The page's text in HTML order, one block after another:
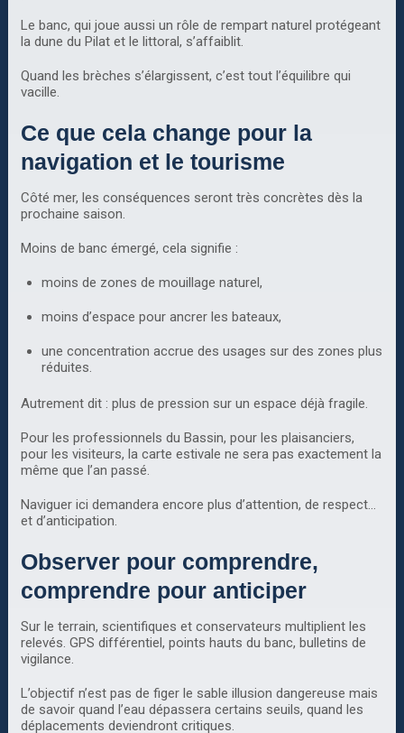
Le banc, qui joue aussi un rôle de rempart naturel protégeant
la dune du Pilat et le littoral, s’affaiblit.
Quand les brèches s’élargissent, c’est tout l’équilibre qui
vacille.
Ce que cela change pour la
navigation et le tourisme
Côté mer, les conséquences seront très concrètes dès la
prochaine saison.
Moins de banc émergé, cela signifie :
moins de zones de mouillage naturel,
moins d’espace pour ancrer les bateaux,
une concentration accrue des usages sur des zones plus
réduites.
Autrement dit : plus de pression sur un espace déjà fragile.
Pour les professionnels du Bassin, pour les plaisanciers,
pour les visiteurs, la carte estivale ne sera pas exactement la
même que l’an passé.
Naviguer ici demandera encore plus d’attention, de respect…
et d’anticipation.
Observer pour comprendre,
comprendre pour anticiper
Sur le terrain, scientifiques et conservateurs multiplient les
relevés. GPS différentiel, points hauts du banc, bulletins de
vigilance.
L’objectif n’est pas de figer le sable illusion dangereuse mais
de savoir quand l’eau dépassera certains seuils, quand les
déplacements deviendront critiques.